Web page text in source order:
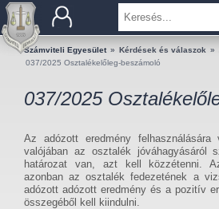
BEMUTATKOZÁS
TAGOK
KÉRDÉSEK ÉS VÁLASZOK
TUDÁSTÁR
Számviteli Egyesület » Kérdések és válaszok »
037/2025 Osztalékelőleg-beszámoló
037/2025
Az adózott eredmény felhasználására
valójában az osztalék jóváhagyásáról
határozat van, azt kell közzétenni.
azonban az osztalék fedezetének a
adózott adózott eredmény és a pozitív
összegéből kell kiindulni.